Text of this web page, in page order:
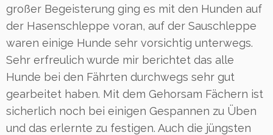
großer Begeisterung ging es mit den Hunden auf
der Hasenschleppe voran, auf der Sauschleppe
waren einige Hunde sehr vorsichtig unterwegs.
Sehr erfreulich wurde mir berichtet das alle
Hunde bei den Fährten durchwegs sehr gut
gearbeitet haben. Mit dem Gehorsam Fächern ist
sicherlich noch bei einigen Gespannen zu Üben
und das erlernte zu festigen. Auch die jüngsten